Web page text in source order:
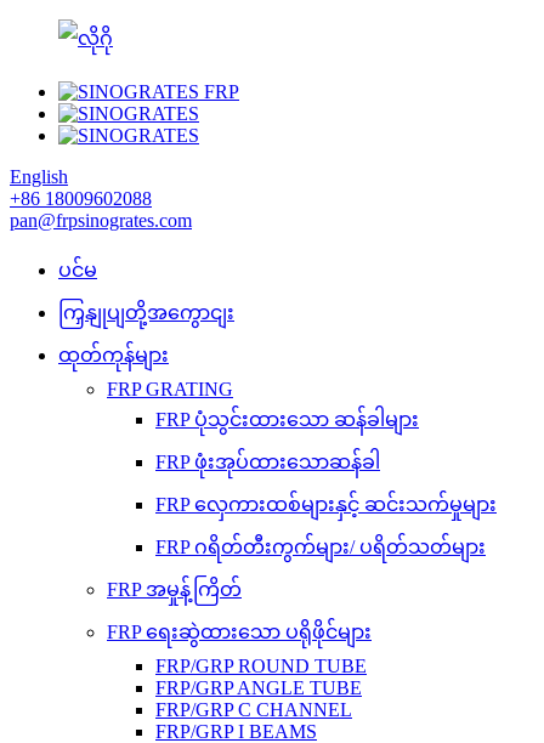
English
+86 18009602088
pan@frpsinogrates.com
ပင်မ
ကြှနျုပျတို့အကွောငျး
ထုတ်ကုန်များ
FRP GRATING
FRP ပုံသွင်းထားသော ဆန်ခါများ
FRP ဖုံးအုပ်ထားသောဆန်ခါ
FRP လှေကားထစ်များနှင့် ဆင်းသက်မှုများ
FRP ဂရိတ်တီးကွက်များ/ ပရိတ်သတ်များ
FRP အမှုန့်ကြိတ်
FRP ရေးဆွဲထားသော ပရိုဖိုင်များ
FRP/GRP ROUND TUBE
FRP/GRP ANGLE TUBE
FRP/GRP C CHANNEL
FRP/GRP I BEAMS